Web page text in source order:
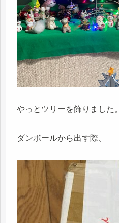
やっとツリーを飾りました。
ダンボールから出す際、